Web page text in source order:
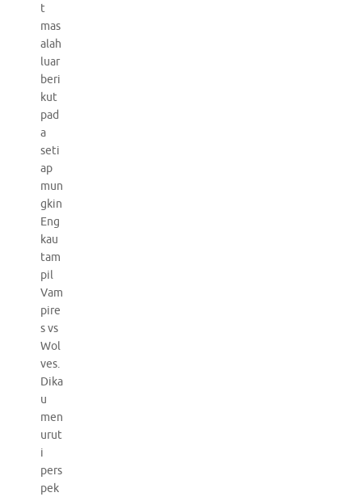
t
mas
alah
luar
beri
kut
pad
a
seti
ap
mun
gkin
Eng
kau
tam
pil
Vam
pire
s vs
Wol
ves.
Dika
u
men
urut
i
pers
pek